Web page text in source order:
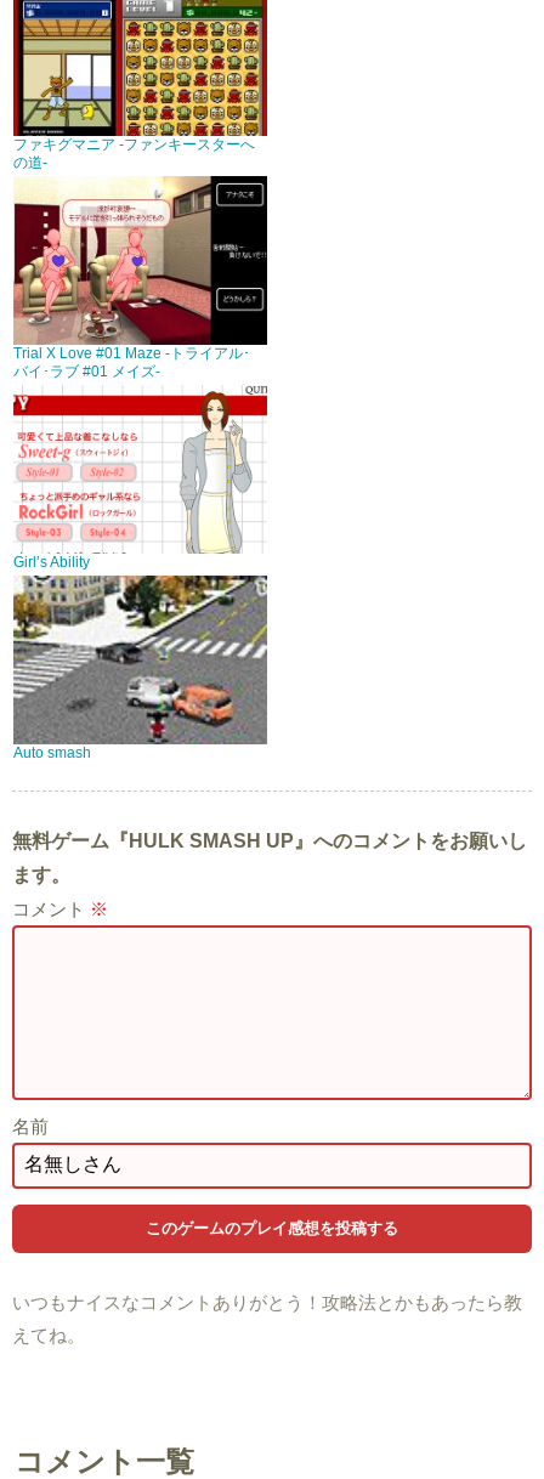
ファキグマニア -ファンキースターへ
の道-
Trial X Love #01 Maze -トライアル･
バイ･ラブ #01 メイズ-
Girl’s Ability
Auto smash
無料ゲーム『HULK SMASH UP』へのコメントをお願いし
ます。
コメント ※
名前
いつもナイスなコメントありがとう！攻略法とかもあったら教
えてね。
コメント一覧